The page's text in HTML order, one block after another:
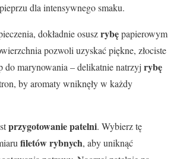
dla intensywnego smaku.
dokładnie osuszrybępapierowym
pozwoli uzyskać piękne, złociste
do marynowania – delikatnie natrzyj rybę
by aromaty wniknęły w każdy
przygotowanie patelni. Wybierz tę
filetów rybnych, aby uniknąć